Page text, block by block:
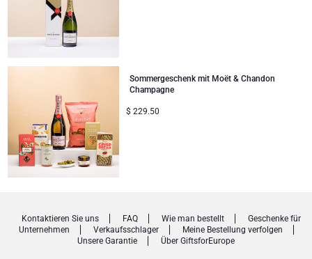
Gute Besserung
Neue Baby-Geschenke
Geschenke für Kinder
Weihnachtsgeschenke
Sommergeschenk mit Moët & Chandon
Champagne
$ 229.50
Kontaktieren Sie uns FAQ Wie man bestellt
Geschenke für
Unternehmen
Verkaufsschlager
Meine Bestellung verfolgen
Unsere Garantie
Über GiftsforEurope